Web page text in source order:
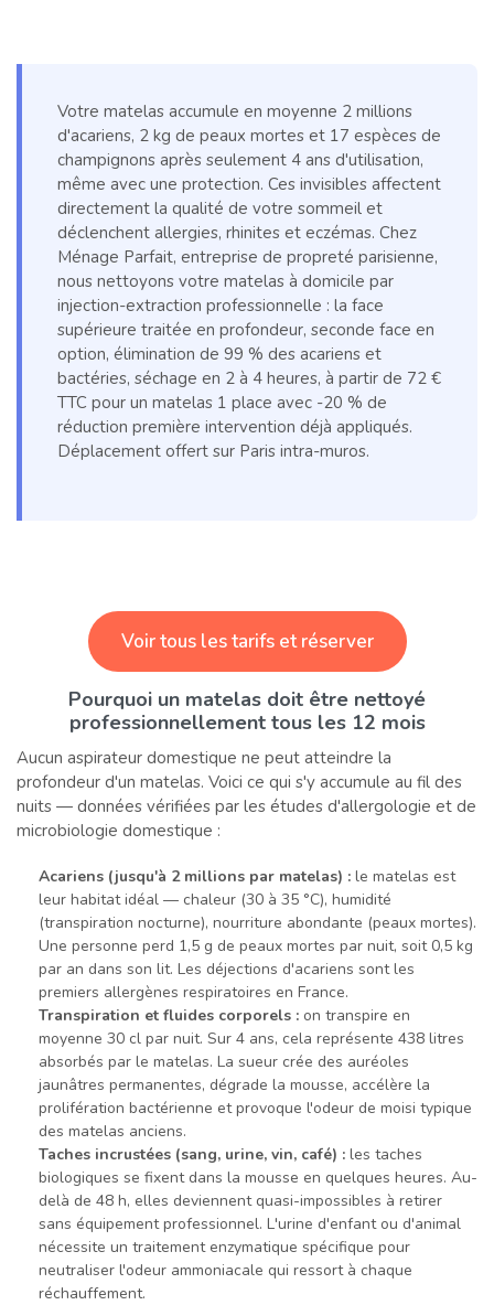
Votre matelas accumule en moyenne 2 millions
d'acariens, 2 kg de peaux mortes et 17 espèces de
champignons après seulement 4 ans d'utilisation,
même avec une protection. Ces invisibles affectent
directement la qualité de votre sommeil et
déclenchent allergies, rhinites et eczémas. Chez
Ménage Parfait, entreprise de propreté parisienne,
nous nettoyons votre matelas à domicile par
injection-extraction professionnelle : la face
supérieure traitée en profondeur, seconde face en
option, élimination de 99 % des acariens et
bactéries, séchage en 2 à 4 heures, à partir de 72 €
TTC pour un matelas 1 place avec -20 % de
réduction première intervention déjà appliqués.
Déplacement offert sur Paris intra-muros.
Voir tous les tarifs et réserver
Pourquoi un matelas doit être nettoyé
professionnellement tous les 12 mois
Aucun aspirateur domestique ne peut atteindre la
profondeur d'un matelas. Voici ce qui s'y accumule au fil des
nuits — données vérifiées par les études d'allergologie et de
microbiologie domestique :
Acariens (jusqu'à 2 millions par matelas) : le matelas est
leur habitat idéal — chaleur (30 à 35 °C), humidité
(transpiration nocturne), nourriture abondante (peaux mortes).
Une personne perd 1,5 g de peaux mortes par nuit, soit 0,5 kg
par an dans son lit. Les déjections d'acariens sont les
premiers allergènes respiratoires en France.
Transpiration et fluides corporels : on transpire en
moyenne 30 cl par nuit. Sur 4 ans, cela représente 438 litres
absorbés par le matelas. La sueur crée des auréoles
jaunâtres permanentes, dégrade la mousse, accélère la
prolifération bactérienne et provoque l'odeur de moisi typique
des matelas anciens.
Taches incrustées (sang, urine, vin, café) : les taches
biologiques se fixent dans la mousse en quelques heures. Au-
delà de 48 h, elles deviennent quasi-impossibles à retirer
sans équipement professionnel. L'urine d'enfant ou d'animal
nécessite un traitement enzymatique spécifique pour
neutraliser l'odeur ammoniacale qui ressort à chaque
réchauffement.